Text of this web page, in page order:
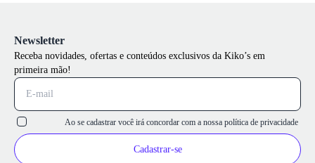
Newsletter
Receba novidades, ofertas e conteúdos exclusivos da Kiko’s em
primeira mão!
Ao se cadastrar você irá concordar com a nossa política de privacidade
Cadastrar-se